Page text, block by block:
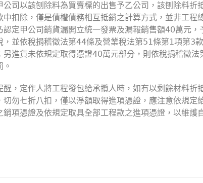
公司以該刨除料為買賣標的出售予乙公司，該刨除料折
中扣除，僅是債權債務相互抵銷之計算方式，並非工程
認定甲公司銷貨漏開立統一發票及漏報銷售額40萬元，
，並依稅捐稽徵法第44條及營業稅法第51條第1項第3
另進貨未依規定取得憑證40萬元部分，則依稅捐稽徵法
醒，定作人將工程發包給承攬人時，如有以剩餘材料折
切勿七折八扣，僅以淨額取得進項憑證，應注意依規定
銷項憑證及依規定取具全部工程款之進項憑證，以維護